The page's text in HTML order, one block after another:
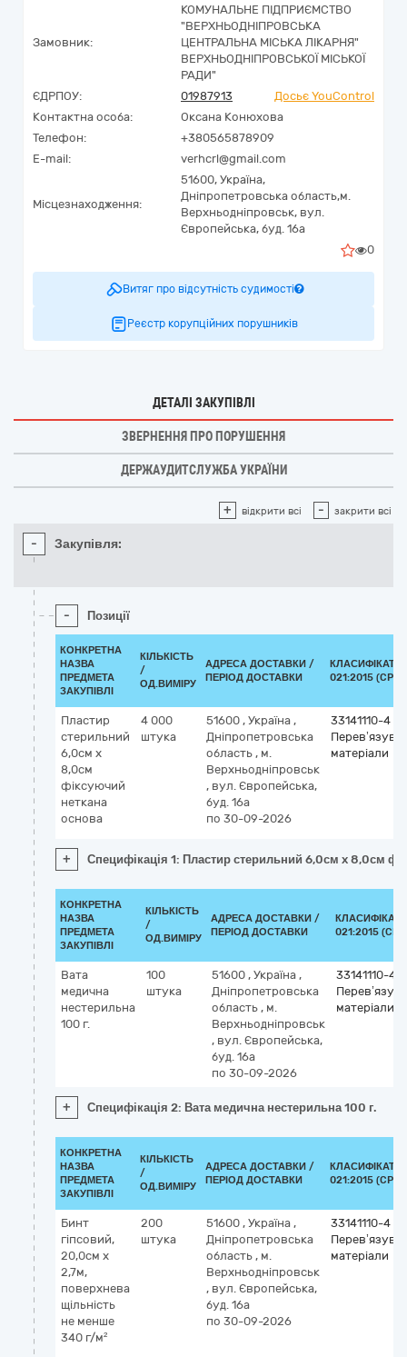
Замовник:
КОМУНАЛЬНЕ ПІДПРИЄМСТВО
"ВЕРХНЬОДНІПРОВСЬКА
ЦЕНТРАЛЬНА МІСЬКА ЛІКАРНЯ"
ВЕРХНЬОДНІПРОВСЬКОЇ МІСЬКОЇ
РАДИ"
ЄДРПОУ:
01987913
Досьє YouControl
Контактна особа:
Оксана Конюхова
Телефон:
+380565878909
E-mail:
verhcrl@gmail.com
Місцезнаходження:
51600, Україна,
Дніпропетровська область,м.
Верхньодніпровськ, вул.
Європейська, буд. 16а
0
Витяг про відсутність судимості
Реєстр корупційних порушників
ДЕТАЛІ ЗАКУПІВЛІ
ЗВЕРНЕННЯ ПРО ПОРУШЕННЯ
ДЕРЖАУДИТСЛУЖБА УКРАЇНИ
+ відкрити всі - закрити всі
- Закупівля:
- Позиції
КОНКРЕТНА
НАЗВА
ПРЕДМЕТА
ЗАКУПІВЛІ
КІЛЬКІСТЬ
/
ОД.ВИМІРУ
АДРЕСА ДОСТАВКИ /
ПЕРІОД ДОСТАВКИ
021:2015 (CPV)
Пластир
стерильний
6,0см x
8,0см
фіксуючий
неткана
основа
4 000
штука
51600 , Україна ,
Дніпропетровська
область , м.
Верхньодніпровськ
, вул. Європейська,
буд. 16а
по 30-09-2026
33141110-4
матеріали
+ Специфікація 1: Пластир стерильний 6,0см x 8,0см
КОНКРЕТНА
НАЗВА
ПРЕДМЕТА
ЗАКУПІВЛІ
КІЛЬКІСТЬ
/
ОД.ВИМІРУ
АДРЕСА ДОСТАВКИ /
ПЕРІОД ДОСТАВКИ
021:2015
Вата
медична
нестерильна
100 г.
100
штука
51600 , Україна ,
Дніпропетровська
область , м.
Верхньодніпровськ
, вул. Європейська,
буд. 16а
по 30-09-2026
33141110-4
матеріали
+ Специфікація 2: Вата медична нестерильна 100 г.
КОНКРЕТНА
НАЗВА
ПРЕДМЕТА
ЗАКУПІВЛІ
КІЛЬКІСТЬ
/
ОД.ВИМІРУ
АДРЕСА ДОСТАВКИ /
ПЕРІОД ДОСТАВКИ
021:2015 (CPV)
Бинт
гіпсовий,
20,0см x
2,7м,
поверхнева
щільність
не менше
340 г/м²
200
штука
51600 , Україна ,
Дніпропетровська
область , м.
Верхньодніпровськ
, вул. Європейська,
буд. 16а
по 30-09-2026
33141110-4
матеріали